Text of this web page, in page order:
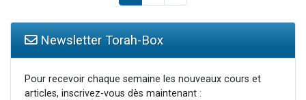
Newsletter Torah-Box
Pour recevoir chaque semaine les nouveaux cours et
articles, inscrivez-vous dès maintenant :